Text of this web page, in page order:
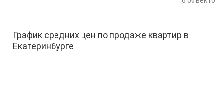
График средних цен по продаже квартир в
Екатеринбурге